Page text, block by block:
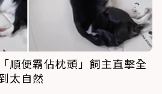
順便霸佔枕頭」飼主直擊全
太自然